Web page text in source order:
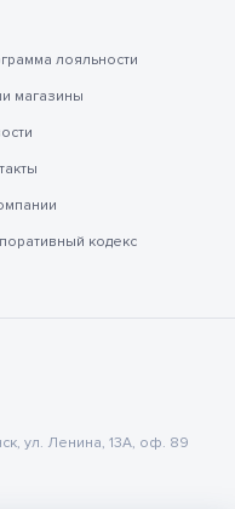
лояльности
магазины
кодекс
ул. Ленина, 13А, оф. 89